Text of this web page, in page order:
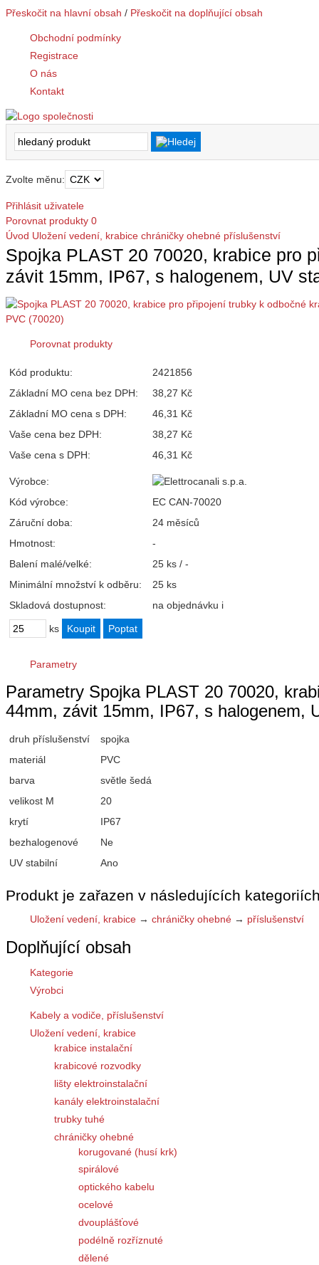
Přeskočit na hlavní obsah / Přeskočit na doplňující obsah
Obchodní podmínky
Registrace
O nás
Kontakt
Zvolte měnu:
Přihlásit uživatele
Porovnat produkty 0
Úvod Uložení vedení, krabice chráničky ohebné příslušenství
Spojka PLAST 20 70020, krabice pro
závit 15mm, IP67, s halogenem, UV
Porovnat produkty
Kód produktu:
2421856
Základní MO cena bez DPH:
38,27 Kč
Základní MO cena s DPH:
46,31 Kč
Vaše cena bez DPH:
38,27 Kč
Vaše cena s DPH:
46,31 Kč
Výrobce:
Kód výrobce:
EC CAN-70020
Záruční doba:
24 měsíců
Hmotnost:
-
Balení malé/velké:
25 ks / -
Minimální množství k odběru:
25 ks
Skladová dostupnost:
na objednávku i
ks
Parametry
Parametry Spojka PLAST 20 70020,
44mm, závit 15mm, IP67, s halogenem,
druh příslušenství
spojka
materiál
PVC
barva
světle šedá
velikost M
20
krytí
IP67
bezhalogenové
Ne
UV stabilní
Ano
Produkt je zařazen v následujících
Uložení vedení, krabice → chráničky ohebné → příslušenství
Doplňující obsah
Kategorie
Výrobci
Kabely a vodiče, příslušenství
Uložení vedení, krabice
krabice instalační
krabicové rozvodky
lišty elektroinstalační
kanály elektroinstalační
trubky tuhé
chráničky ohebné
korugované (husí krk)
spirálové
optického kabelu
ocelové
dvouplášťové
podélně rozříznuté
dělené